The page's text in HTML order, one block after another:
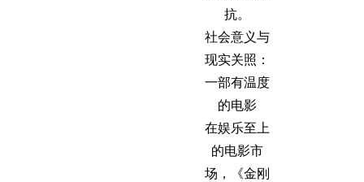
抗。
社会意义与
现实关照：
一部有温度
的电影
在娱乐至上
的电影市
场，《金刚